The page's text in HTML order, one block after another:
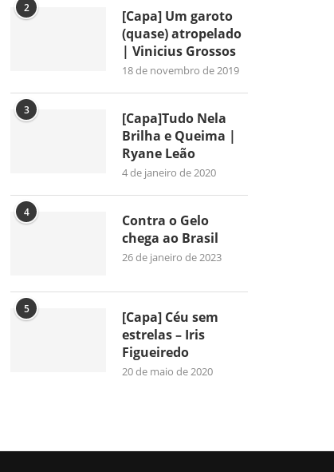
2
[Capa] Um garoto
(quase) atropelado
| Vinicius Grossos
18 de novembro de 2019
3
[Capa]Tudo Nela
Brilha e Queima |
Ryane Leão
4 de janeiro de 2020
4
Contra o Gelo
chega ao Brasil
26 de janeiro de 2023
5
[Capa] Céu sem
estrelas – Iris
Figueiredo
20 de maio de 2020